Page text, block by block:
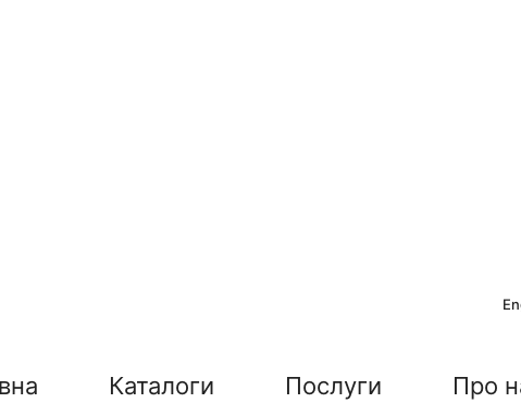
Каталоги Послуги Про